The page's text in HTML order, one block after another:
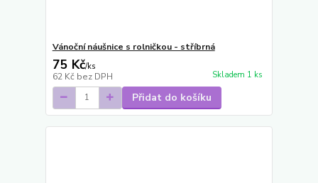
Vánoční náušnice s rolničkou - stříbrná
75 Kč/ks
62 Kč bez DPH Skladem 1 ks
Přidat do košíku